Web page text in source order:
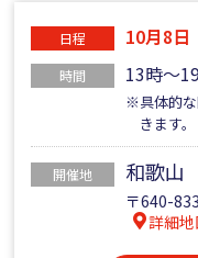
日程 10月8日
時間 13時～
※具体的
きます。
開催地 和歌山
〒640-
詳細